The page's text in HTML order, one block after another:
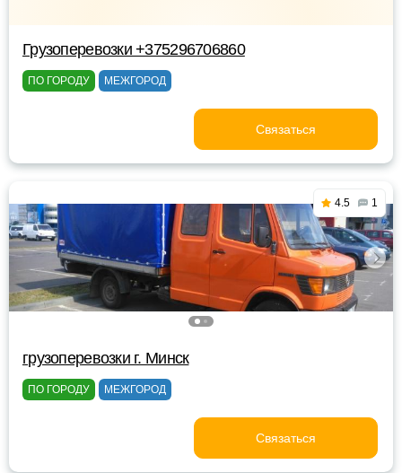
Грузоперевозки +375296706860
ПО ГОРОДУ МЕЖГОРОД
Связаться
4.5 1
грузоперевозки г. Минск
ПО ГОРОДУ МЕЖГОРОД
Связаться